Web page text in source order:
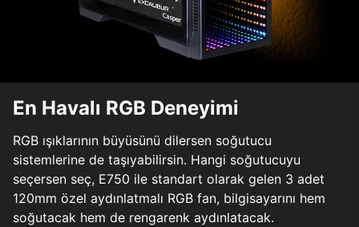
En Havalı RGB Deneyimi
RGB ışıklarının büyüsünü dilersen soğutucu
sistemlerine de taşıyabilirsin. Hangi soğutucuyu
seçersen seç, E750 ile standart olarak gelen 3 adet
120mm özel aydınlatmalı RGB fan, bilgisayarını hem
soğutacak hem de rengarenk aydınlatacak.